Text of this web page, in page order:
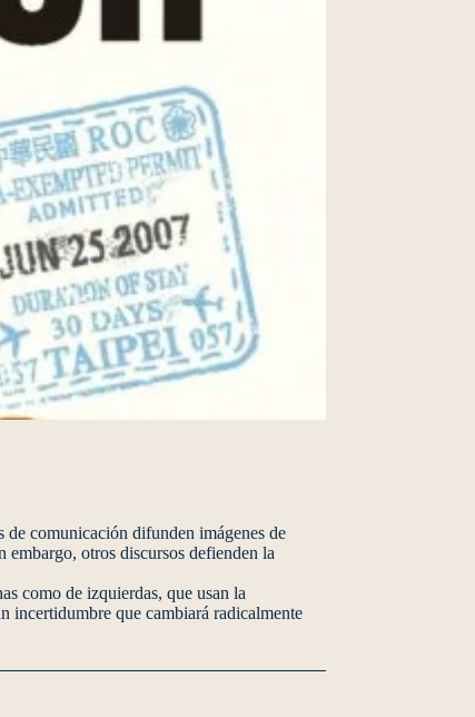
de comunicación difunden imágenes de
otros discursos defienden la
como de izquierdas, que usan la
incertidumbre que cambiará radicalmente